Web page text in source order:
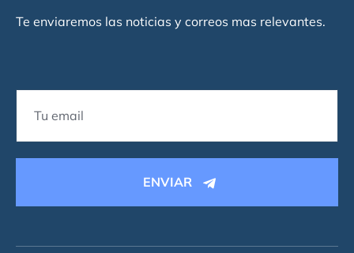
Te enviaremos las noticias y correos mas relevantes.
ENVIAR